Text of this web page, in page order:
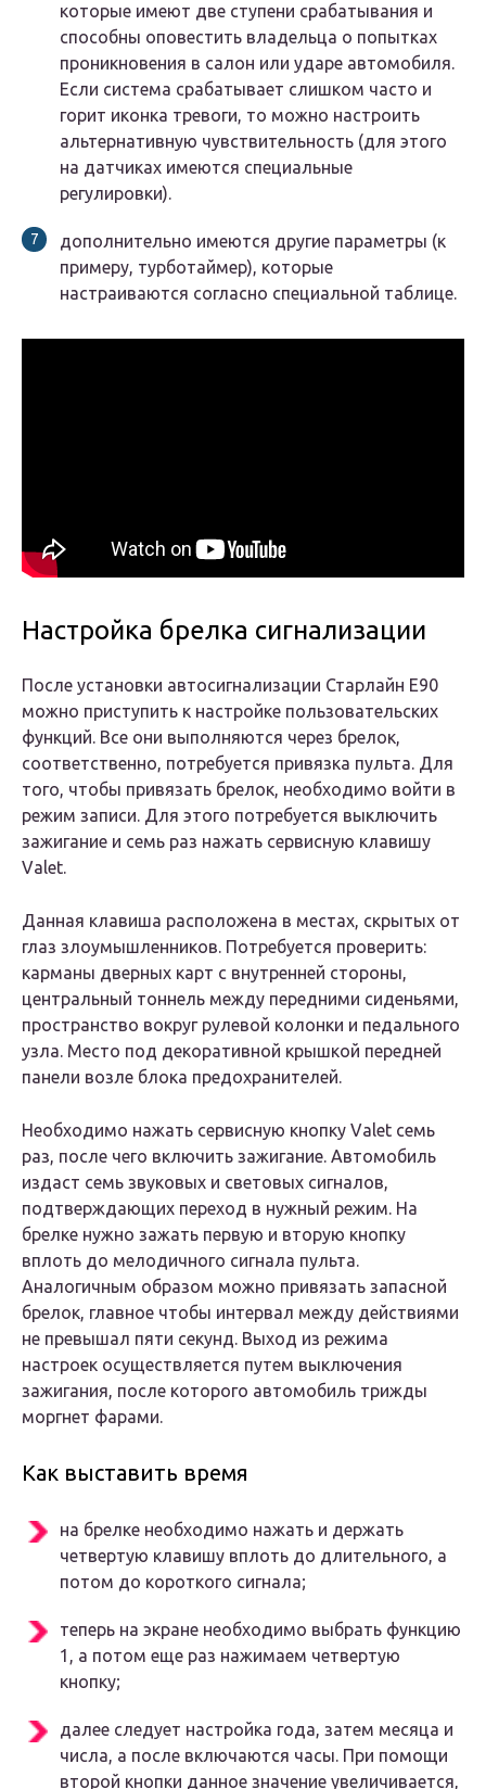
которые имеют две ступени срабатывания и
способны оповестить владельца о попытках
проникновения в салон или ударе автомобиля.
Если система срабатывает слишком часто и
горит иконка тревоги, то можно настроить
альтернативную чувствительность (для этого
на датчиках имеются специальные
регулировки).
дополнительно имеются другие параметры (к
примеру, турботаймер), которые
настраиваются согласно специальной таблице.
Настройка брелка сигнализации
После установки автосигнализации Старлайн Е90
можно приступить к настройке пользовательских
функций. Все они выполняются через брелок,
соответственно, потребуется привязка пульта. Для
того, чтобы привязать брелок, необходимо войти в
режим записи. Для этого потребуется выключить
зажигание и семь раз нажать сервисную клавишу
Valet.
Данная клавиша расположена в местах, скрытых от
глаз злоумышленников. Потребуется проверить:
карманы дверных карт с внутренней стороны,
центральный тоннель между передними сиденьями,
пространство вокруг рулевой колонки и педального
узла. Место под декоративной крышкой передней
панели возле блока предохранителей.
Необходимо нажать сервисную кнопку Valet семь
раз, после чего включить зажигание. Автомобиль
издаст семь звуковых и световых сигналов,
подтверждающих переход в нужный режим. На
брелке нужно зажать первую и вторую кнопку
вплоть до мелодичного сигнала пульта.
Аналогичным образом можно привязать запасной
брелок, главное чтобы интервал между действиями
не превышал пяти секунд. Выход из режима
настроек осуществляется путем выключения
зажигания, после которого автомобиль трижды
моргнет фарами.
Как выставить время
на брелке необходимо нажать и держать
четвертую клавишу вплоть до длительного, а
потом до короткого сигнала;
теперь на экране необходимо выбрать функцию
1, а потом еще раз нажимаем четвертую
кнопку;
далее следует настройка года, затем месяца и
числа, а после включаются часы. При помощи
второй кнопки данное значение увеличивается,